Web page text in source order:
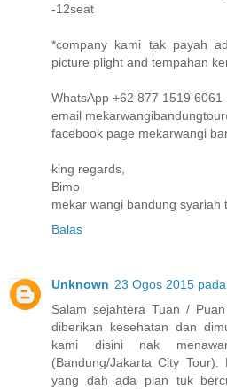
-12seat
*company kami tak payah
picture plight and tempahan
WhatsApp +62 877 1519 6061
email
facebook page mekarwangi
king regards,
Bimo
mekar wangi bandung syariah
Balas
Unknown 23 Ogos 2015
Salam sejahtera Tuan /
diberikan kesehatan dan
kami disini nak
(Bandung/Jakarta City
yang dah ada plan tuk